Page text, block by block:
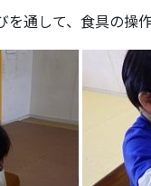
通して、食具の操